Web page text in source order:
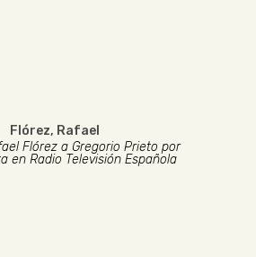
Flórez, Rafael
Flórez a Gregorio Prieto por
en Radio Televisión Española